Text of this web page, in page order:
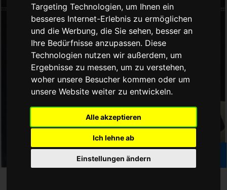
Targeting Technologien, um Ihnen ein
besseres Internet-Erlebnis zu ermöglichen
und die Werbung, die Sie sehen, besser an
Ihre Bedürfnisse anzupassen. Diese
Technologien nutzen wir außerdem, um
Ergebnisse zu messen, um zu verstehen,
woher unsere Besucher kommen oder um
unsere Website weiter zu entwickeln.
Alle akzeptieren
Ich lehne ab
Einstellungen ändern